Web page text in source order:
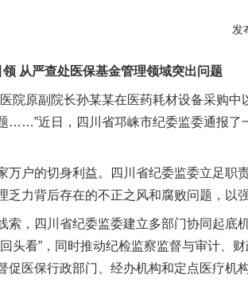
发
严查处医保基金管理领域突出问题
原副院长孙某某在医药耗材设备采购中
……”近日，四川省邛崃市纪委监委通报
户的切身利益。四川省纪委监委立足职
乏力背后存在的不正之风和腐败问题，以
，四川省纪委监委建立多部门协同起底
头看”，同时推动纪检监察监督与审计、
促医保行政部门、经办机构和定点医疗机
症？
茶叶“炒